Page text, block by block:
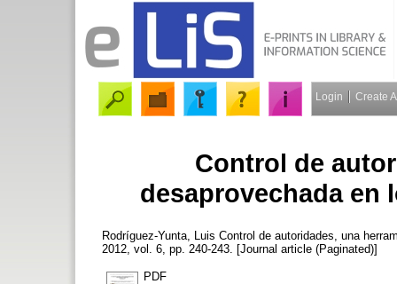
Login Create
Control de
desaprovechada en
Rodríguez-Yunta, Luis Control de autoridades, una
2012, vol. 6, pp. 240-243. [Journal article (Paginated)]
PDF